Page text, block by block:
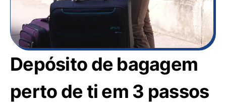
Depósito de bagagem
perto de ti em 3 passos